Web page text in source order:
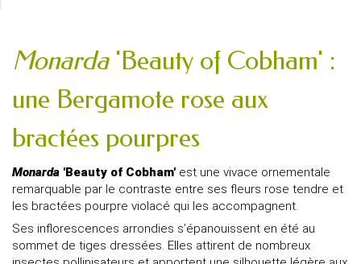
Monarda'Beauty of Cobham' :
une Bergamote rose aux
bractées pourpres
Monarda 'Beauty of Cobham' est une vivace ornementale
remarquable par le contraste entre ses fleurs rose tendre et
les bractées pourpre violacé qui les accompagnent.
Ses inflorescences arrondies s’épanouissent en été au
sommet de tiges dressées. Elles attirent de nombreux